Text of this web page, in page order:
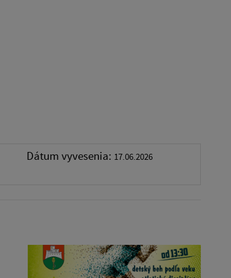
Dátum vyvesenia: 17.06.2026